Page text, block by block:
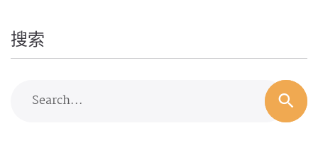
搜索
Search...